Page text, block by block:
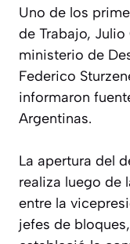
Uno de los
de Trabajo,
ministerio de
Federico
informaron
Argentinas.
La apertura del
realiza luego de
entre la
jefes de